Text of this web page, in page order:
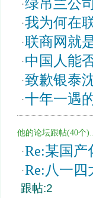
·绿吊兰公
·我为何在
·联商网就
·中国人能
·致歉银泰
·十年一遇
他的论坛跟帖(40个
·Re:某国
·Re:八一
跟帖:2